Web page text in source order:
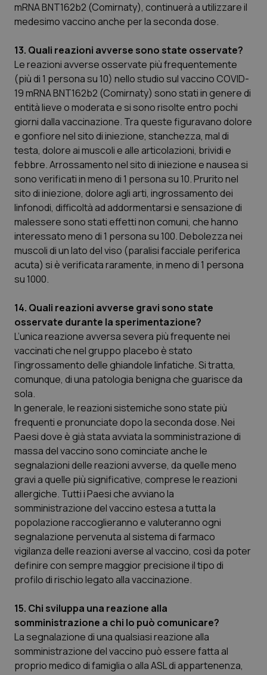
mRNA BNT162b2 (Comirnaty), continuerà a utilizzare il
medesimo vaccino anche per la seconda dose.
13. Quali reazioni avverse sono state osservate?
Le reazioni avverse osservate più frequentemente
(più di 1 persona su 10) nello studio sul vaccino COVID-
19 mRNA BNT162b2 (Comirnaty) sono stati in genere di
entità lieve o moderata e si sono risolte entro pochi
giorni dalla vaccinazione. Tra queste figuravano dolore
e gonfiore nel sito di iniezione, stanchezza, mal di
testa, dolore ai muscoli e alle articolazioni, brividi e
febbre. Arrossamento nel sito di iniezione e nausea si
sono verificati in meno di 1 persona su 10. Prurito nel
sito di iniezione, dolore agli arti, ingrossamento dei
linfonodi, difficoltà ad addormentarsi e sensazione di
malessere sono stati effetti non comuni, che hanno
interessato meno di 1 persona su 100. Debolezza nei
muscoli di un lato del viso (paralisi facciale periferica
acuta) si è verificata raramente, in meno di 1 persona
su 1000.
14. Quali reazioni avverse gravi sono state
osservate durante la sperimentazione?
L’unica reazione avversa severa più frequente nei
vaccinati che nel gruppo placebo è stato
l’ingrossamento delle ghiandole linfatiche. Si tratta,
comunque, di una patologia benigna che guarisce da
sola.
In generale, le reazioni sistemiche sono state più
frequenti e pronunciate dopo la seconda dose. Nei
Paesi dove è già stata avviata la somministrazione di
massa del vaccino sono cominciate anche le
segnalazioni delle reazioni avverse, da quelle meno
gravi a quelle più significative, comprese le reazioni
allergiche. Tutti i Paesi che avviano la
somministrazione del vaccino estesa a tutta la
popolazione raccoglieranno e valuteranno ogni
segnalazione pervenuta al sistema di farmaco
vigilanza delle reazioni averse al vaccino, così da poter
definire con sempre maggior precisione il tipo di
profilo di rischio legato alla vaccinazione.
15. Chi sviluppa una reazione alla
somministrazione a chi lo può comunicare?
La segnalazione di una qualsiasi reazione alla
somministrazione del vaccino può essere fatta al
proprio medico di famiglia o alla ASL di appartenenza,